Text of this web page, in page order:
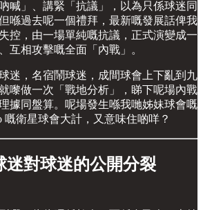
喊」、講緊「抗議」，以為只係球迷同
喺過去呢一個禮拜，最新嘅發展話俾我
控，由一場單純嘅抗議，正式演變成一
互相攻擊嘅全面「內戰」。
迷，名宿鬧球迷，成間球會上下亂到九
嚟做一次「戰地分析」，睇下呢場內戰
據同盤算。呢場發生喺我哋姊妹球會嘅
嘅衛星球會大計，又意味住啲咩？
迷對球迷的公開分裂